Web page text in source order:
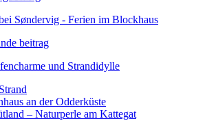
Søndervig - Ferien im Blockhaus
und Strandidylle
an der Odderküste
– Naturperle am Kattegat